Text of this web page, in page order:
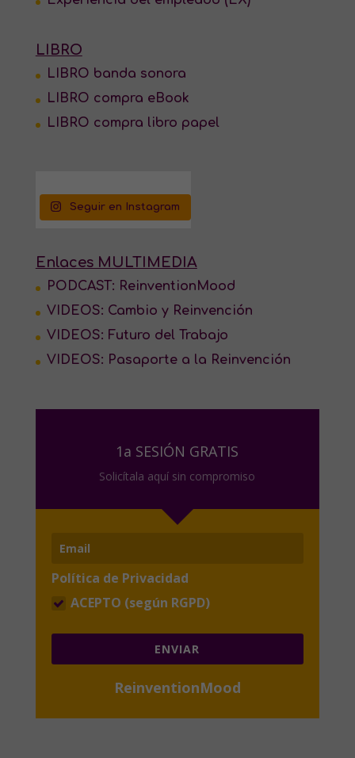
LIBRO
LIBRO banda sonora
LIBRO compra eBook
LIBRO compra libro papel
Seguir en Instagram
Enlaces MULTIMEDIA
PODCAST: ReinventionMood
VIDEOS: Cambio y Reinvención
VIDEOS: Futuro del Trabajo
VIDEOS: Pasaporte a la Reinvención
1a SESIÓN GRATIS
Solicítala aquí sin compromiso
Política de Privacidad
ACEPTO (según RGPD)
ENVIAR
ReinventionMood